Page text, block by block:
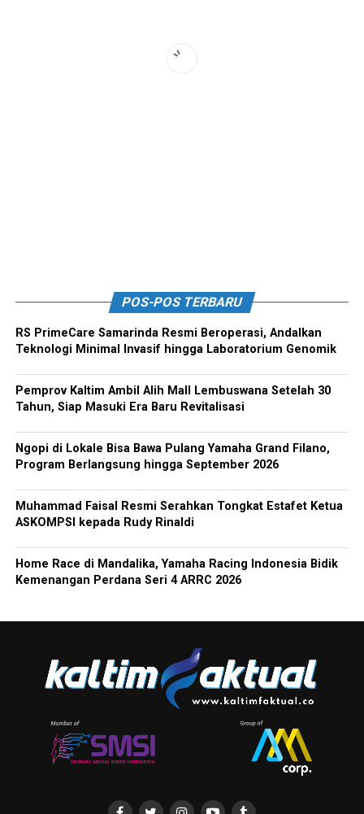
POS-POS TERBARU
RS PrimeCare Samarinda Resmi Beroperasi, Andalkan
Teknologi Minimal Invasif hingga Laboratorium Genomik
Pemprov Kaltim Ambil Alih Mall Lembuswana Setelah 30
Tahun, Siap Masuki Era Baru Revitalisasi
Ngopi di Lokale Bisa Bawa Pulang Yamaha Grand Filano,
Program Berlangsung hingga September 2026
Muhammad Faisal Resmi Serahkan Tongkat Estafet Ketua
ASKOMPSI kepada Rudy Rinaldi
Home Race di Mandalika, Yamaha Racing Indonesia Bidik
Kemenangan Perdana Seri 4 ARRC 2026